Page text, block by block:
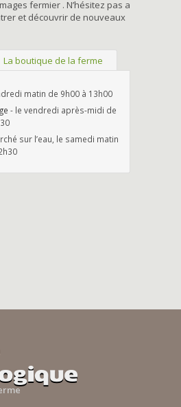
fermier . N’hésitez pas a
et découvrir de nouveaux
La boutique de la ferme
matin de 9h00 à 13h00
- le vendredi après-midi de
sur l’eau, le samedi matin